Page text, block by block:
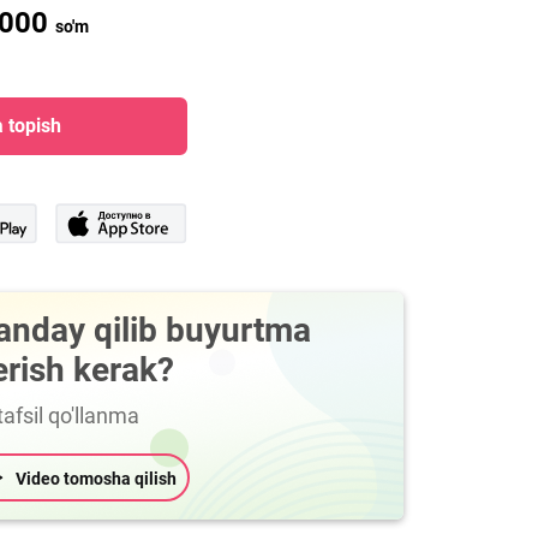
so'm
topish
qilib buyurtma
kerak?
qo'llanma
Video tomosha qilish